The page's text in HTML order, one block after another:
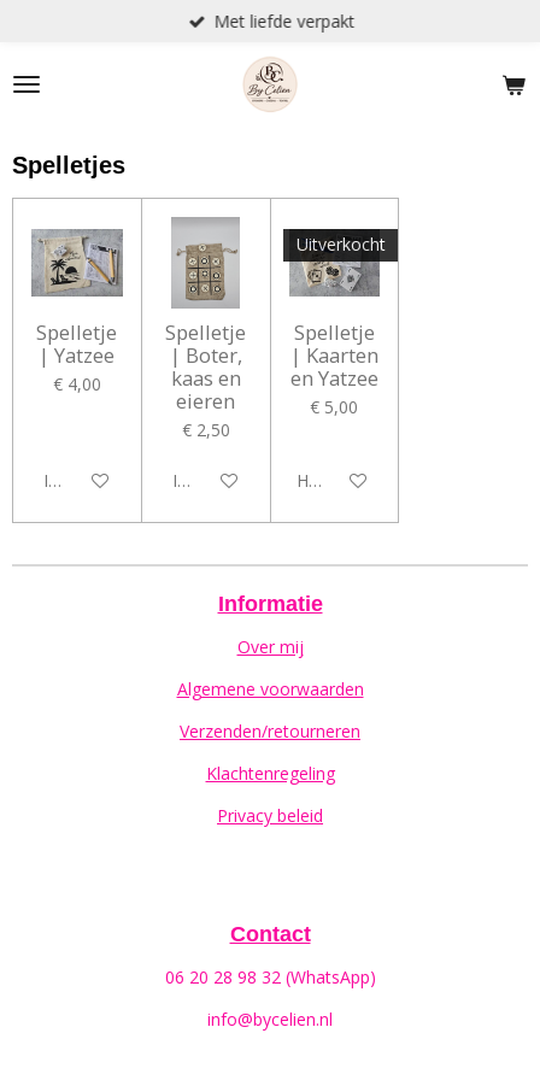
naar
de
Met liefde verpakt
Spelletjes
Spelletje
| Yatzee
€ 4,00
In winkelwagen
Spelletje
| Boter,
kaas en
eieren
€ 2,50
In winkelwagen
Uitverkocht
Spelletje
| Kaarten
en Yatzee
€ 5,00
Houd mij op de hoogte
Informatie
Over mij
Algemene voorwaarden
Verzenden/retourneren
Klachtenregeling
Privacy beleid
Contact
06 20 28 98 32 (WhatsApp)
info@bycelien.nl